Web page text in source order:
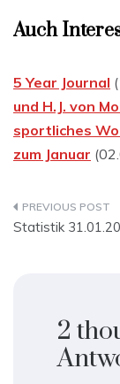
Auch
5 Year Journal
und H.J. von
sportliches
zum Januar
Statistik
2